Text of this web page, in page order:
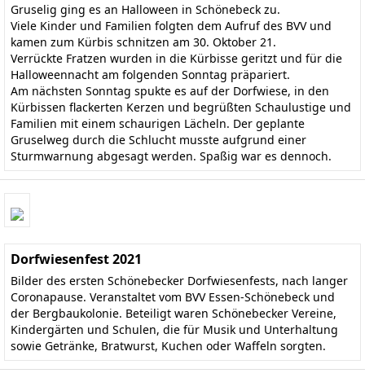
Gruselig ging es an Halloween in Schönebeck zu.
Viele Kinder und Familien folgten dem Aufruf des BVV und
kamen zum Kürbis schnitzen am 30. Oktober 21.
Verrückte Fratzen wurden in die Kürbisse geritzt und für die
Halloweennacht am folgenden Sonntag präpariert.
Am nächsten Sonntag spukte es auf der Dorfwiese, in den
Kürbissen flackerten Kerzen und begrüßten Schaulustige und
Familien mit einem schaurigen Lächeln. Der geplante
Gruselweg durch die Schlucht musste aufgrund einer
Sturmwarnung abgesagt werden. Spaßig war es dennoch.
Dorfwiesenfest 2021
Bilder des ersten Schönebecker Dorfwiesenfests, nach langer
Coronapause. Veranstaltet vom BVV Essen-Schönebeck und
der Bergbaukolonie. Beteiligt waren Schönebecker Vereine,
Kindergärten und Schulen, die für Musik und Unterhaltung
sowie Getränke, Bratwurst, Kuchen oder Waffeln sorgten.